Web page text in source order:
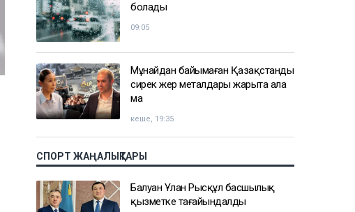
болады
09:05
Мұнайдан байымаған Қазақстанды
сирек жер металдары жарыта ала
ма
кеше, 19:35
СПОРТ ЖАҢАЛЫҚТАРЫ
Балуан Ұлан Рысқұл басшылық
қызметке тағайындалды